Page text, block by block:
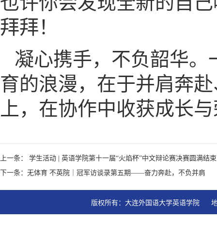
拜拜！
凝心携手，不负韶华
育的浪漫，在于并肩奔
上，在协作中收获成长
上一条： 学生活动 | 英语学院第十一届“火焰杯”中文辩论赛决赛圆满结束
下一条：无体育 不英院｜冠军访谈录第五期——奋力奔赴，不负并肩
版权所有：大连外国语大学英语学院